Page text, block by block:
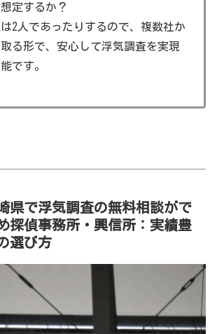
定するか？
2人であったりするので、複数社か
る形で、安心して浮気調査を実現
です。
県で浮気調査の無料相談がで
探偵事務所・興信所：実績豊
選び方